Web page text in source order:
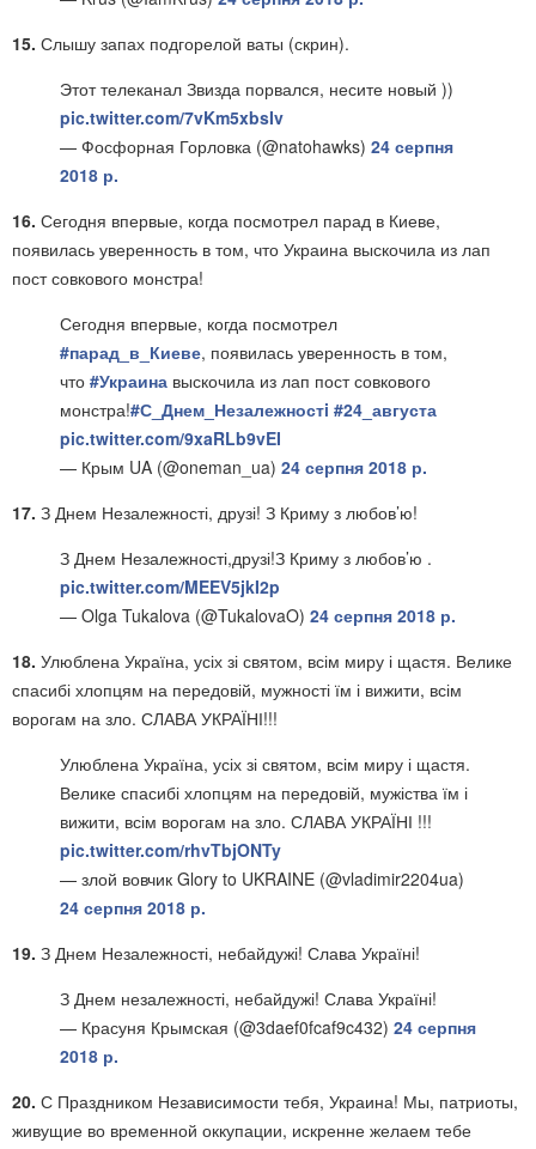
15. Слышу запах подгорелой ваты (скрин).
Этот телеканал Звизда порвался, несите новый ))
pic.twitter.com/7vKm5xbsIv
— Фосфорная Горловка (@natohawks) 24 серпня
2018 р.
16. Сегодня впервые, когда посмотрел парад в Киеве,
появилась уверенность в том, что Украина выскочила из лап
пост совкового монстра!
Сегодня впервые, когда посмотрел
#парад_в_Киеве, появилась уверенность в том,
что #Украина выскочила из лап пост совкового
монстра!#С_Днем_Незалежностi #24_августа
pic.twitter.com/9xaRLb9vEI
— Крым UA (@oneman_ua) 24 серпня 2018 р.
17. З Днем Незалежності, друзі! З Криму з любов’ю!
З Днем Незалежності,друзі!З Криму з любов’ю .
pic.twitter.com/MEEV5jkI2p
— Olga Tukalova (@TukalovaO) 24 серпня 2018 р.
18. Улюблена Україна, усіх зі святом, всім миру і щастя. Велике
спасибі хлопцям на передовій, мужності їм і вижити, всім
ворогам на зло. СЛАВА УКРАЇНІ!!!
Улюблена Україна, усіх зі святом, всім миру і щастя.
Велике спасибі хлопцям на передовій, мужіства їм і
вижити, всім ворогам на зло. СЛАВА УКРАЇНІ !!!
pic.twitter.com/rhvTbjONTy
— злой вовчик Glory to UKRAINE (@vladimir2204ua)
24 серпня 2018 р.
19. З Днем Незалежності, небайдужі! Слава Україні!
З Днем незалежності, небайдужі! Слава Україні!
— Красуня Крымская (@3daef0fcaf9c432) 24 серпня
2018 р.
20. С Праздником Независимости тебя, Украина! Мы, патриоты,
живущие во временной оккупации, искренне желаем тебе